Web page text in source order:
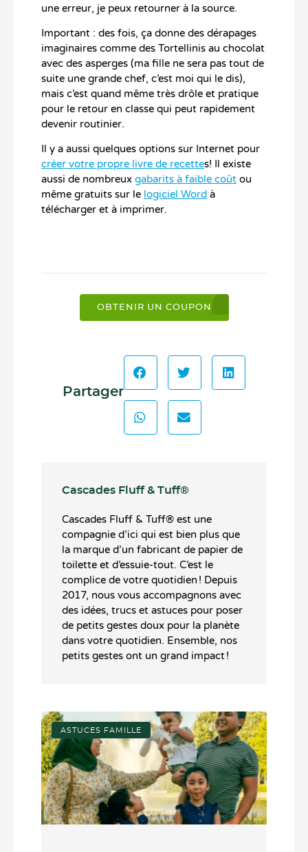
une erreur, je peux retourner à la source.
Important : des fois, ça donne des dérapages
imaginaires comme des Tortellinis au chocolat
avec des asperges (ma fille ne sera pas tout de
suite une grande chef, c’est moi qui le dis),
mais c’est quand même très drôle et pratique
pour le retour en classe qui peut rapidement
devenir routinier.
Il y a aussi quelques options sur Internet pour
créer votre propre livre de recettes! Il existe
aussi de nombreux gabarits à faible coût ou
même gratuits sur le logiciel Word à
télécharger et à imprimer.
OBTENIR UN COUPON
Partager
Cascades Fluff & Tuff®️
Cascades Fluff & Tuff®️ est une
compagnie d’ici qui est bien plus que
la marque d’un fabricant de papier de
toilette et d’essuie-tout. C’est le
complice de votre quotidien ! Depuis
2017, nous vous accompagnons avec
des idées, trucs et astuces pour poser
de petits gestes doux pour la planète
dans votre quotidien. Ensemble, nos
petits gestes ont un grand impact !
ASTUCES FAMILLE